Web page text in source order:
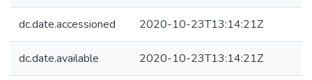
dc.date.accessioned 2020-10-23T13:14:21Z
dc.date.available 2020-10-23T13:14:21Z